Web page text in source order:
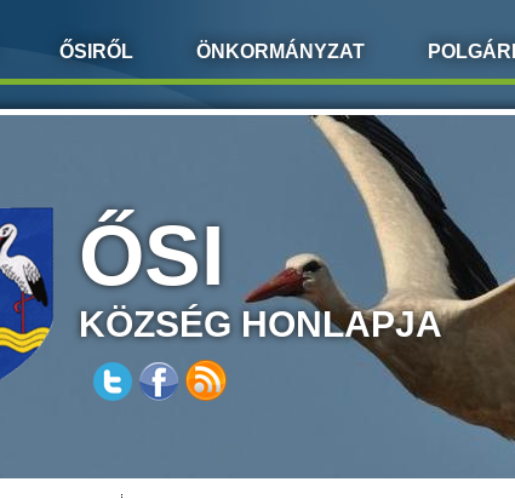
ŐSIRŐL ÖNKORMÁNYZAT
ŐSI
KÖZSÉG HONLAPJA